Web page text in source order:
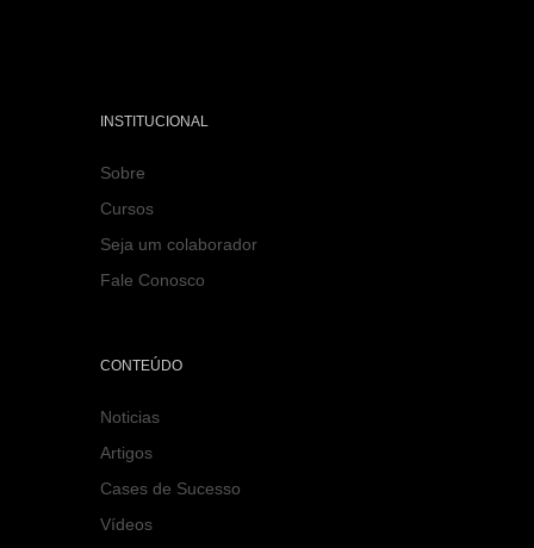
INSTITUCIONAL
Sobre
Cursos
Seja um colaborador
Fale Conosco
CONTEÚDO
Noticias
Artigos
Cases de Sucesso
Vídeos